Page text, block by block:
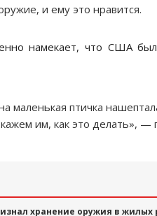
и ему это нравится.
намекает, что США
маленькая птичка
им, как это делать», —
хранение оружия в жилых